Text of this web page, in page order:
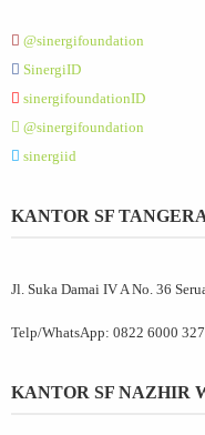
@sinergifoundation
SinergiID
sinergifoundationID
@sinergifoundation
sinergiid
KANTOR SF
Jl. Suka Damai IV A No. 36
Telp/WhatsApp: 0822 6000
KANTOR SF NAZHIR